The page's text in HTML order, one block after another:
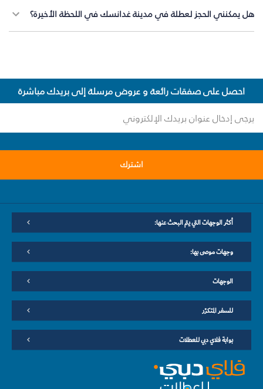
هل يمكنني الحجز لعطلة في مدينة غدانسك في اللحظة الأخيرة؟
احصل على صفقات رائعة و عروض مرسلة إلى بريدك مباشرة
اشترك
أكثر الوجهات التي يتم البحث عنها:
وجهات موصى بها:
الوجهات
للسفر المتكرّر
بوابة فلاي دبي للعطلات